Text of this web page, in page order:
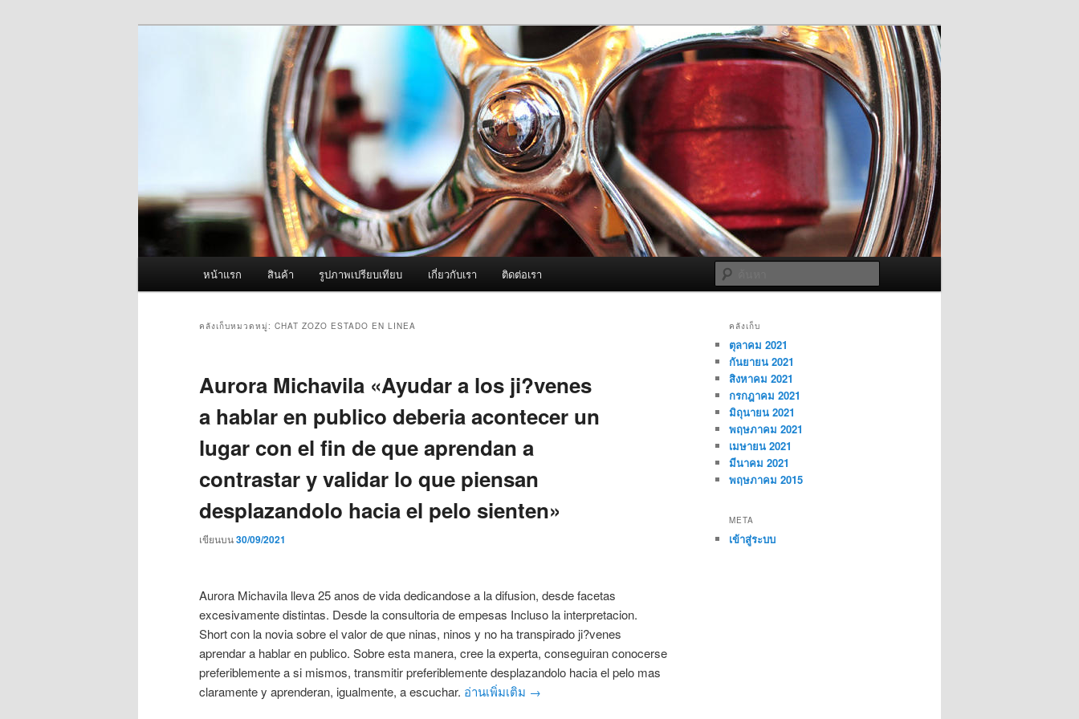
ผู้นำเข้าเครื่องพ่นหมอกควัน Best Fogger /
Fogger One และ อะไหล่
จำหน่ายเครื่องพ่นหมอกควัน คุณภาพดี บริการด้วยความจริงใจ
หน้าแรก สินค้า รูปภาพเปรียบเทียบ เกี่ยวกับเรา ติดต่อเรา
คลังเก็บหมวดหมู่: CHAT ZOZO ESTADO EN LINEA
Aurora Michavila «Ayudar a los ji?venes
a hablar en publico deberia acontecer un
lugar con el fin de que aprendan a
contrastar y validar lo que piensan
desplazandolo hacia el pelo sienten»
เขียนบน30/09/2021
Aurora Michavila lleva 25 anos de vida dedicandose a la difusion, desde facetas
excesivamente distintas. Desde la consultoria de empesas Incluso la interpretacion.
Short con la novia sobre el valor de que ninas, ninos y no ha transpirado ji?venes
aprendar a hablar en publico. Sobre esta manera, cree la experta, conseguiran conocerse
preferiblemente a si mismos, transmitir preferiblemente desplazandolo hacia el pelo mas
claramente y aprenderan, igualmente, a escuchar. อ่านเพิ่มเติม →
คลังเก็บ
ตุลาคม 2021
กันยายน 2021
สิงหาคม 2021
กรกฎาคม 2021
มิถุนายน 2021
พฤษภาคม 2021
เมษายน 2021
มีนาคม 2021
พฤษภาคม 2015
META
เข้าสู่ระบบ